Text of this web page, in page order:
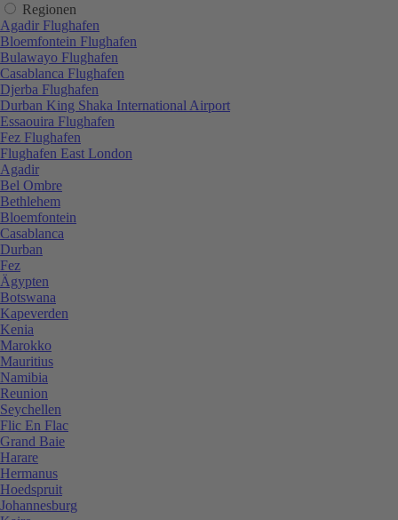
Regionen
Agadir Flughafen
Bloemfontein Flughafen
Bulawayo Flughafen
Casablanca Flughafen
Djerba Flughafen
Durban King Shaka International Airport
Essaouira Flughafen
Fez Flughafen
Flughafen East London
Agadir
Bel Ombre
Bethlehem
Bloemfontein
Casablanca
Durban
Fez
Ägypten
Botswana
Kapeverden
Kenia
Marokko
Mauritius
Namibia
Reunion
Seychellen
Flic En Flac
Grand Baie
Harare
Hermanus
Hoedspruit
Johannesburg